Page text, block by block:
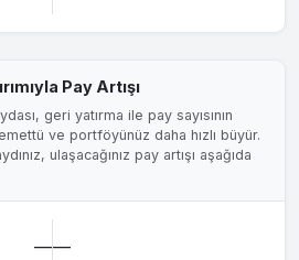
Pay Artışı
geri yatırma ile pay sayısının
ve portföyünüz daha hızlı büyür.
ulaşacağınız pay artışı aşağıda
——